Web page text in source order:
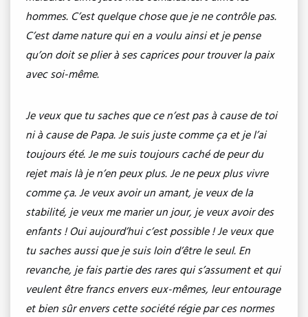
hommes. C’est quelque chose que je ne contrôle pas.
C’est dame nature qui en a voulu ainsi et je pense
qu’on doit se plier à ses caprices pour trouver la paix
avec soi-même.
Je veux que tu saches que ce n’est pas à cause de toi
ni à cause de Papa. Je suis juste comme ça et je l’ai
toujours été. Je me suis toujours caché de peur du
rejet mais là je n’en peux plus. Je ne peux plus vivre
comme ça. Je veux avoir un amant, je veux de la
stabilité, je veux me marier un jour, je veux avoir des
enfants ! Oui aujourd’hui c’est possible ! Je veux que
tu saches aussi que je suis loin d’être le seul. En
revanche, je fais partie des rares qui s’assument et qui
veulent être francs envers eux-mêmes, leur entourage
et bien sûr envers cette société régie par ces normes